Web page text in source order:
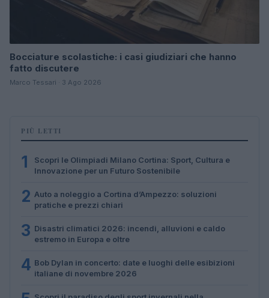
Bocciature scolastiche: i casi giudiziari che hanno
fatto discutere
Marco Tessari · 3 Ago 2026
PIÙ LETTI
1
Scopri le Olimpiadi Milano Cortina: Sport, Cultura e
Innovazione per un Futuro Sostenibile
2 Auto a noleggio a Cortina d’Ampezzo: soluzioni
pratiche e prezzi chiari
3 Disastri climatici 2026: incendi, alluvioni e caldo
estremo in Europa e oltre
4 Bob Dylan in concerto: date e luoghi delle esibizioni
italiane di novembre 2026